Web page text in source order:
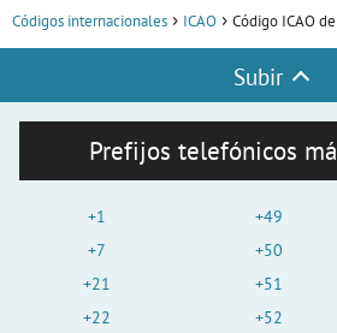
Códigos internacionales ICAO Código ICAO
Subir
Prefijos telefónicos
+1
+7
+21
+22
+49
+50
+51
+52